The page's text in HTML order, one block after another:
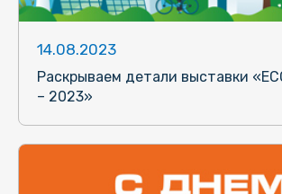
14.08.2023
Раскрываем детали выставки
– 2023»